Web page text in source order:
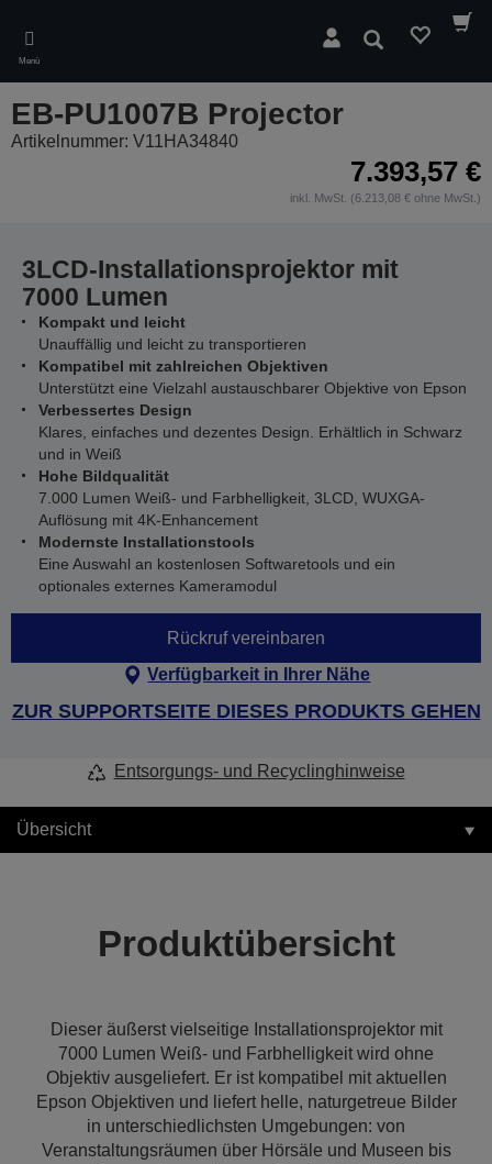
main
content
Menü
Suchen
EB-PU1007B Projector
Artikelnummer: V11HA34840
7.393,57 €
inkl. MwSt. (6.213,08 € ohne MwSt.)
3LCD-Installationsprojektor mit
7000 Lumen
Kompakt und leicht
Unauffällig und leicht zu transportieren
Kompatibel mit zahlreichen Objektiven
Unterstützt eine Vielzahl austauschbarer Objektive von Epson
Verbessertes Design
Klares, einfaches und dezentes Design. Erhältlich in Schwarz
und in Weiß
Hohe Bildqualität
7.000 Lumen Weiß- und Farbhelligkeit, 3LCD, WUXGA-
Auflösung mit 4K-Enhancement
Modernste Installationstools
Eine Auswahl an kostenlosen Softwaretools und ein
optionales externes Kameramodul
Rückruf vereinbaren
Verfügbarkeit in Ihrer Nähe
ZUR SUPPORTSEITE DIESES PRODUKTS GEHEN
Entsorgungs- und Recyclinghinweise
Übersicht
Produktübersicht
Dieser äußerst vielseitige Installationsprojektor mit
7000 Lumen Weiß- und Farbhelligkeit wird ohne
Objektiv ausgeliefert. Er ist kompatibel mit aktuellen
Epson Objektiven und liefert helle, naturgetreue Bilder
in unterschiedlichsten Umgebungen: von
Veranstaltungsräumen über Hörsäle und Museen bis